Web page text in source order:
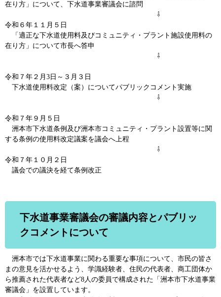
在り方」について、下水道事業審議会に諮問
⇩
令和６年１１月５日
「適正な下水道使用料及びコミュニティ・プラント施設使用料の
在り方」について市長へ答申
⇩
令和７年２月3日～３月３日
下水道使用料改定（案）についてパブリックコメント実施
⇩
令和７年９月５日
洲本市下水道条例及び洲本市コミュニティ・プラント設置等に関
する条例の使用料改定議案を議会へ上程
⇩
令和７年１０月２日
議会での議決を経て条例改正
下水道事業審議会の審議内容とパブリッ
クコメントについて
洲本市では下水道事業に関わる重要な事項について、市民の皆さ
まの意見を活かせるよう、学識経験者、住民の代表者、商工団体か
ら推薦された代表者など8人の委員で構成された「洲本市下水道事業
審議会」を設置しています。